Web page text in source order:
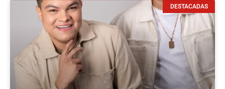
DESTACADAS